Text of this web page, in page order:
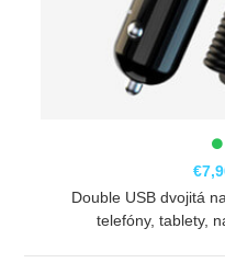
Double USB dvojitá
telefóny, tablety,